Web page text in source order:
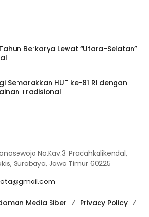
Berkarya Lewat “Utara-Selatan”
Semarakkan HUT ke-81 RI dengan
Tradisional
No.Kav.3, Pradahkalikendal,
Surabaya, Jawa Timur 60225
Media Siber
Privacy Policy